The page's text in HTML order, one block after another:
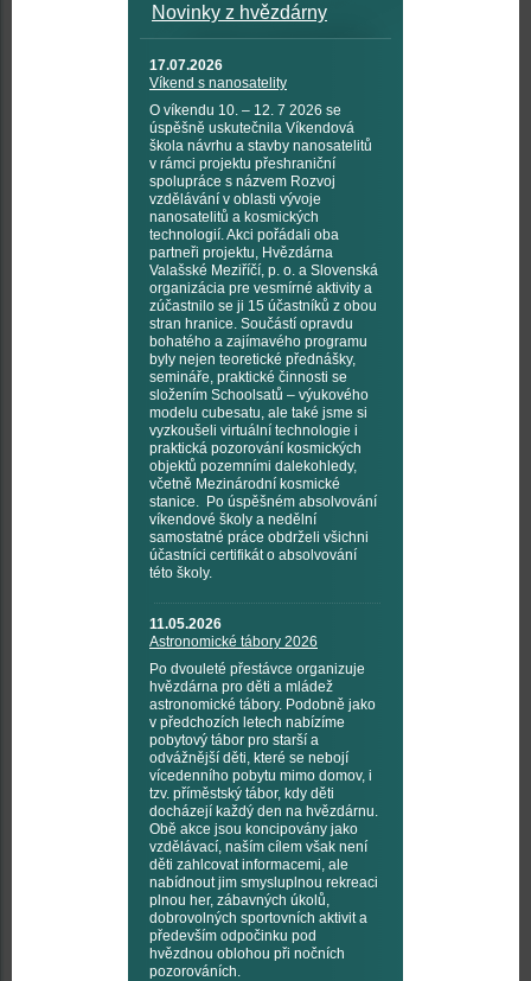
Novinky z hvězdárny
17.07.2026
Víkend s nanosatelity
O víkendu 10. – 12. 7 2026 se
úspěšně uskutečnila Víkendová
škola návrhu a stavby nanosatelitů
v rámci projektu přeshraniční
spolupráce s názvem Rozvoj
vzdělávání v oblasti vývoje
nanosatelitů a kosmických
technologií. Akci pořádali oba
partneři projektu, Hvězdárna
Valašské Meziříčí, p. o. a Slovenská
organizácia pre vesmírné aktivity a
zúčastnilo se ji 15 účastníků z obou
stran hranice. Součástí opravdu
bohatého a zajímavého programu
byly nejen teoretické přednášky,
semináře, praktické činnosti se
složením Schoolsatů – výukového
modelu cubesatu, ale také jsme si
vyzkoušeli virtuální technologie i
praktická pozorování kosmických
objektů pozemními dalekohledy,
včetně Mezinárodní kosmické
stanice. Po úspěšném absolvování
víkendové školy a nedělní
samostatné práce obdrželi všichni
účastníci certifikát o absolvování
této školy.
11.05.2026
Astronomické tábory 2026
Po dvouleté přestávce organizuje
hvězdárna pro děti a mládež
astronomické tábory. Podobně jako
v předchozích letech nabízíme
pobytový tábor pro starší a
odvážnější děti, které se nebojí
vícedenního pobytu mimo domov, i
tzv. příměstský tábor, kdy děti
docházejí každý den na hvězdárnu.
Obě akce jsou koncipovány jako
vzdělávací, naším cílem však není
děti zahlcovat informacemi, ale
nabídnout jim smysluplnou rekreaci
plnou her, zábavných úkolů,
dobrovolných sportovních aktivit a
především odpočinku pod
hvězdnou oblohou při nočních
pozorováních.